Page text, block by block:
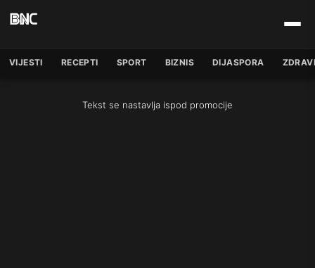
VIJESTI RECEPTI SPORT BIZNIS DIJASPORA
Tekst se nastavlja ispod promocije